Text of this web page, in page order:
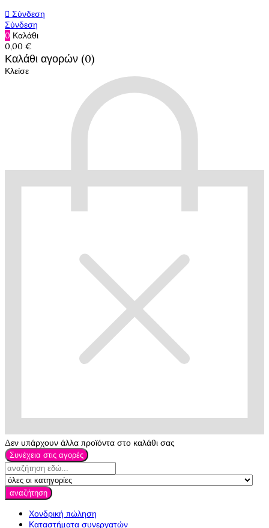
 Σύνδεση
Σύνδεση
0 Καλάθι
0,00 €
Καλάθι αγορών (0)
Κλείσε
Δεν υπάρχουν άλλα προϊόντα στο καλάθι σας
Συνέχεια στις αγορές
αναζήτηση
Χονδρική πώληση
Καταστήματα συνεργατών